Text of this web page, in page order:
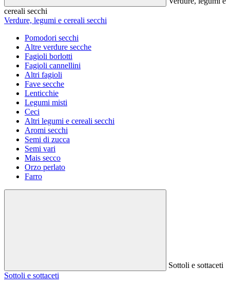
cereali secchi
Verdure, legumi e cereali secchi
Pomodori secchi
Altre verdure secche
Fagioli borlotti
Fagioli cannellini
Altri fagioli
Fave secche
Lenticchie
Legumi misti
Ceci
Altri legumi e cereali secchi
Aromi secchi
Semi di zucca
Semi vari
Mais secco
Orzo perlato
Farro
Sottoli e sottaceti
Sottoli e sottaceti